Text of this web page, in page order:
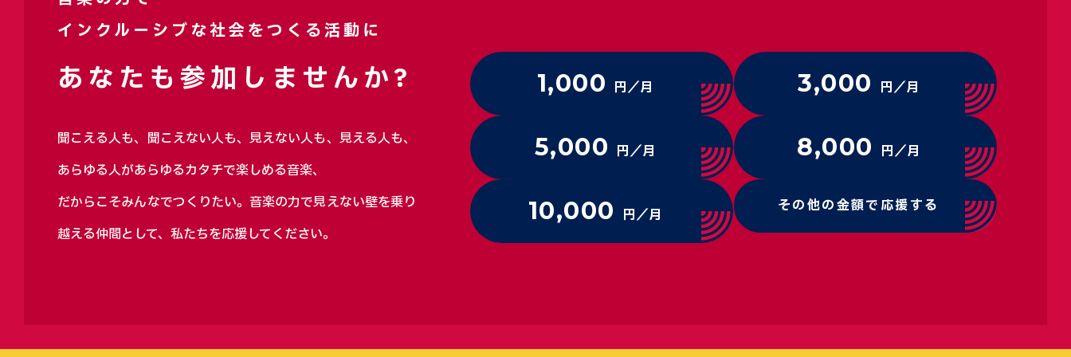
インクルーシブな社会をつくる活動に
あなたも参加しませんか?
聞こえる人も、聞こえない人も、見えない人も、見える人も、
あらゆる人があらゆるカタチで楽しめる音楽、
だからこそみんなでつくりたい。音楽の力で見えない壁を乗り
越える仲間として、私たちを応援してください。
1,000 円／月 3,000 円／月
5,000 円／月 8,000 円／月
10,000 円／月 その他の金額で応援する